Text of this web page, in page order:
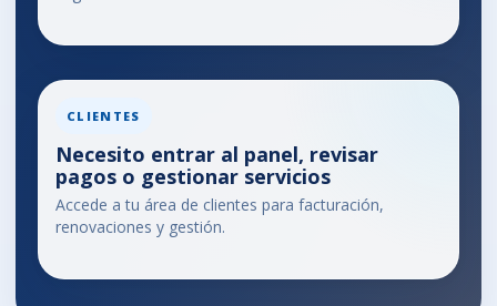
CLIENTES
Necesito entrar al panel, revisar
pagos o gestionar servicios
Accede a tu área de clientes para facturación,
renovaciones y gestión.